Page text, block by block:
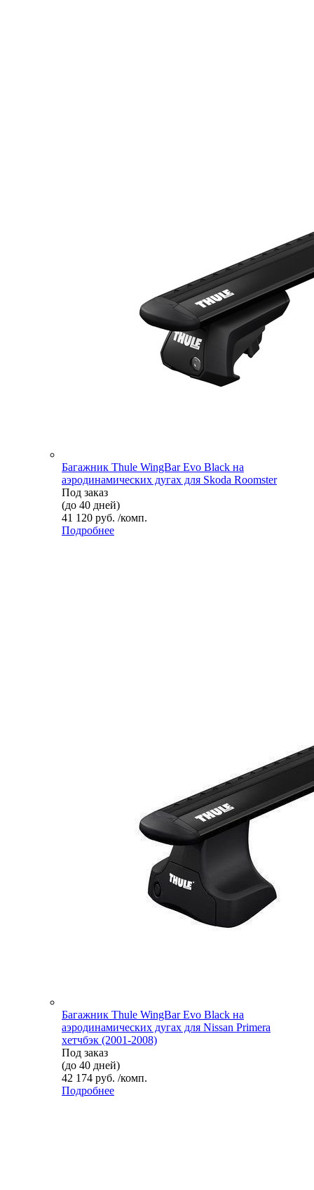
Багажник Thule WingBar Evo Black на
аэродинамических дугах для Skoda Roomster
Под заказ
(до 40 дней)
41 120 руб. /комп.
Подробнее
Багажник Thule WingBar Evo Black на
аэродинамических дугах для Nissan Primera
хетчбэк (2001-2008)
Под заказ
(до 40 дней)
42 174 руб. /комп.
Подробнее